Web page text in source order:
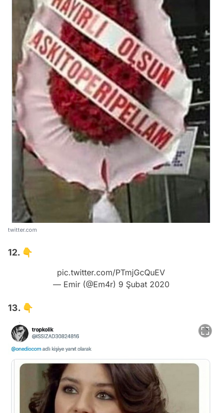
twitter.com
12. 👇
pic.twitter.com/PTmjGcQuEV
— Emir (@Em4r) 9 Şubat 2020
13. 👇